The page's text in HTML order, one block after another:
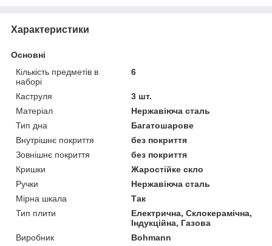
Характеристики
Основні
Кількість предметів в
наборі
6
Каструля
3 шт.
Матеріал
Нержавіюча сталь
Тип дна
Багатошарове
Внутрішнє покриття
без покриття
Зовнішнє покриття
без покриття
Кришки
Жаростійке скло
Ручки
Нержавіюча сталь
Мірна шкала
Так
Тип плити
Електрична, Склокерамічна,
Індукційна, Газова
Виробник
Bohmann